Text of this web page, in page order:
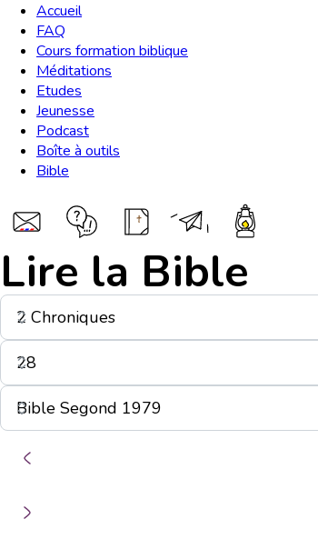
Accueil
FAQ
Cours formation biblique
Méditations
Etudes
Jeunesse
Podcast
Boîte à outils
Bible
Lire la Bible